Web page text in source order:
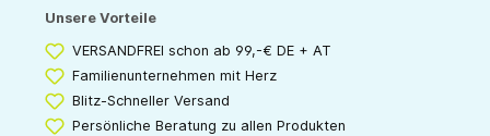
Unsere Vorteile
VERSANDFREI schon ab 99,-€ DE + AT
Familienunternehmen mit Herz
Blitz-Schneller Versand
Persönliche Beratung zu allen Produkten